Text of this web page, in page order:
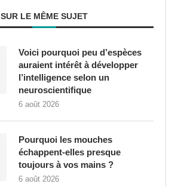
SUR LE MÊME SUJET
Voici pourquoi peu d’espèces
auraient intérêt à développer
l’intelligence selon un
neuroscientifique
6 août 2026
Pourquoi les mouches
échappent-elles presque
toujours à vos mains ?
6 août 2026